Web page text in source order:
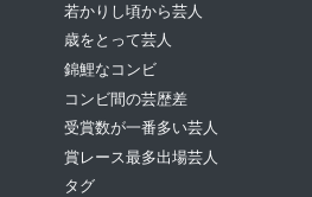
若かりし頃から芸人
歳をとって芸人
錦鯉なコンビ
コンビ間の芸歴差
受賞数が一番多い芸人
賞レース最多出場芸人
タグ